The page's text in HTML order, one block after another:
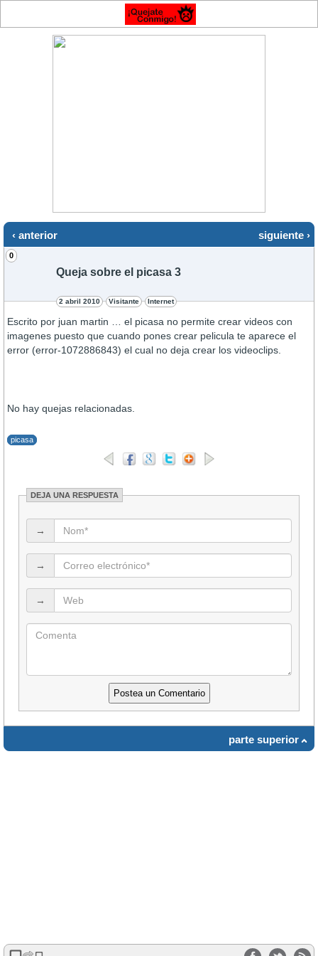
‹ anterior siguiente ›
0
Queja sobre el picasa 3
2 abril 2010 Visitante Internet
Escrito por juan martin … el picasa no permite crear videos con
imagenes puesto que cuando pones crear pelicula te aparece el
error (error-1072886843) el cual no deja crear los videoclips.
No hay quejas relacionadas.
picasa
DEJA UNA RESPUESTA
→
→
→
parte superior